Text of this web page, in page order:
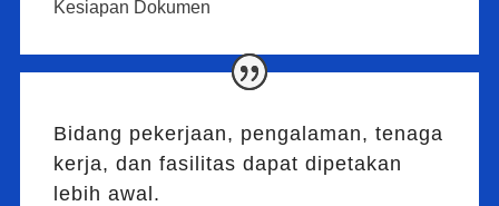
Kesiapan Dokumen
Bidang pekerjaan, pengalaman, tenaga
kerja, dan fasilitas dapat dipetakan
lebih awal.